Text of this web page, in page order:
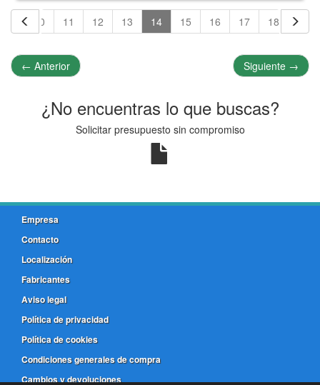
10 11 12 13 14 15 16 17 18 19
← Anterior Siguiente →
¿No encuentras lo que buscas?
Solicitar presupuesto sin compromiso
Empresa
Contacto
Localización
Fabricantes
Aviso legal
Política de privacidad
Política de cookies
Condiciones generales de compra
Cambios y devoluciones